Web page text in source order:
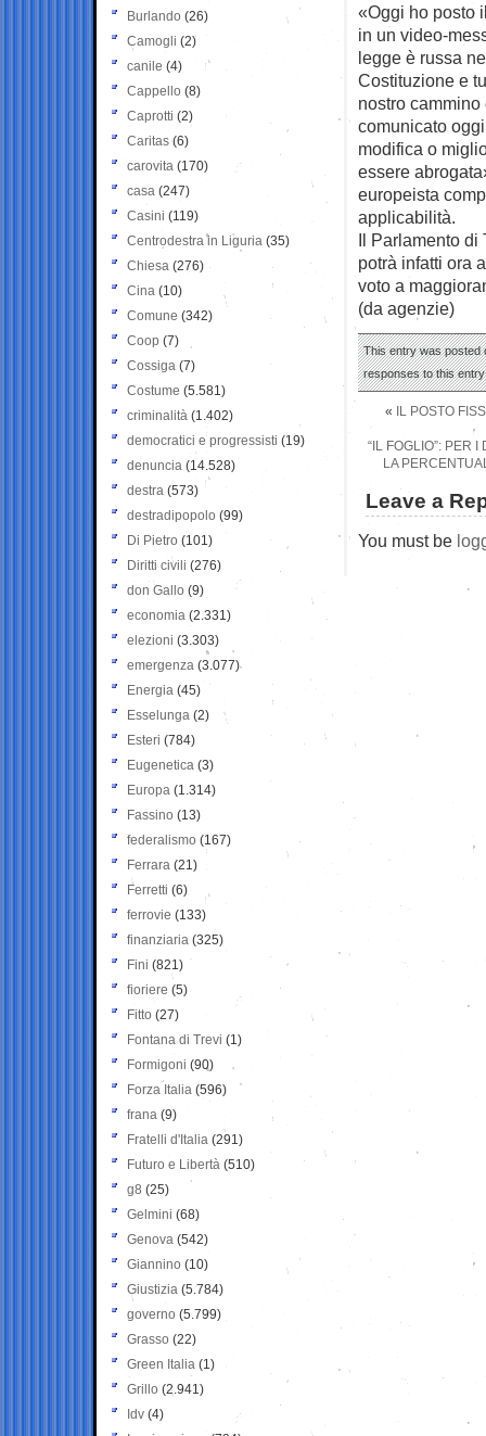
«Oggi ho posto
in un video-
legge è russa
Costituzione e
nostro
comunicato
modifica o
essere
europeista
applicabilità.
Il Parlamento di
potrà infatti ora
voto a
(da agenzie)
This entry was posted
responses to this
« IL POSTO
“IL FOGLIO”: PER
LA
Leave a
You must be
Burlando (26)
Camogli (2)
canile (4)
Cappello (8)
Caprotti (2)
Caritas (6)
carovita (170)
casa (247)
Casini (119)
Centrodestra in Liguria (35)
Chiesa (276)
Cina (10)
Comune (342)
Coop (7)
Cossiga (7)
Costume (5.581)
criminalità (1.402)
democratici e progressisti (19)
denuncia (14.528)
destra (573)
destradipopolo (99)
Di Pietro (101)
Diritti civili (276)
don Gallo (9)
economia (2.331)
elezioni (3.303)
emergenza (3.077)
Energia (45)
Esselunga (2)
Esteri (784)
Eugenetica (3)
Europa (1.314)
Fassino (13)
federalismo (167)
Ferrara (21)
Ferretti (6)
ferrovie (133)
finanziaria (325)
Fini (821)
fioriere (5)
Fitto (27)
Fontana di Trevi (1)
Formigoni (90)
Forza Italia (596)
frana (9)
Fratelli d'Italia (291)
Futuro e Libertà (510)
g8 (25)
Gelmini (68)
Genova (542)
Giannino (10)
Giustizia (5.784)
governo (5.799)
Grasso (22)
Green Italia (1)
Grillo (2.941)
Idv (4)